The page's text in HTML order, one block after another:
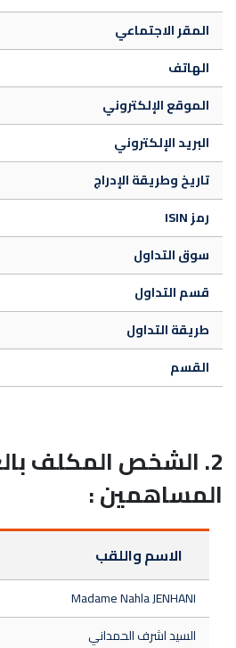
المقر الاجتماعي
الهاتف
الموقع الإلكتروني
البريد الإلكتروني
تاريخ وطريقة الإدراج
رمز ISIN
سوق التداول
قسم التداول
طريقة التداول
القسم
2. الشخص المكلف
المساهمين :
الاسم واللقب
Madame Nahla JENHANI
السيد اشرف الحمداني